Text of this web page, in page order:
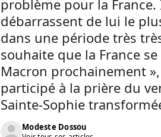
problème pour la
débarrassent de lui le
dans une période très
souhaite que la France
Macron prochainement
participé à la prière du
Sainte-Sophie
Modeste Dossou